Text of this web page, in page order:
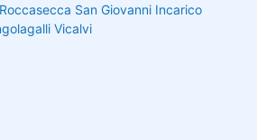
Roccasecca San Giovanni Incarico
Vicalvi